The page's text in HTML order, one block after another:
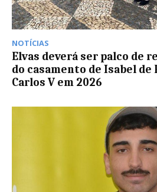
NOTÍCIAS
Elvas deverá ser palco de
do casamento de Isabel
Carlos V em 2026